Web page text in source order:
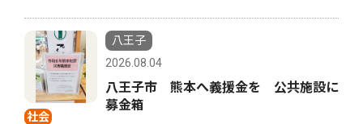
社会
八王子
2026.08.04
八王子市 熊本へ義援金を 公共施設に
募金箱